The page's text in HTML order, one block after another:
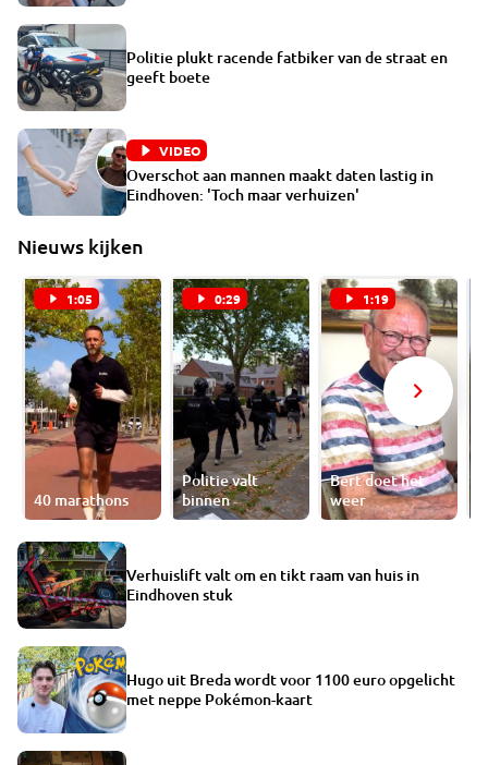
Politie plukt racende fatbiker van de straat en
geeft boete
VIDEO
Overschot aan mannen maakt daten lastig in
Eindhoven: 'Toch maar verhuizen'
Nieuws kijken
1:05
40 marathons
0:29
Politie valt
binnen
1:19
Bert doet het
weer
Verhuislift valt om en tikt raam van huis in
Eindhoven stuk
Hugo uit Breda wordt voor 1100 euro opgelicht
met neppe Pokémon-kaart